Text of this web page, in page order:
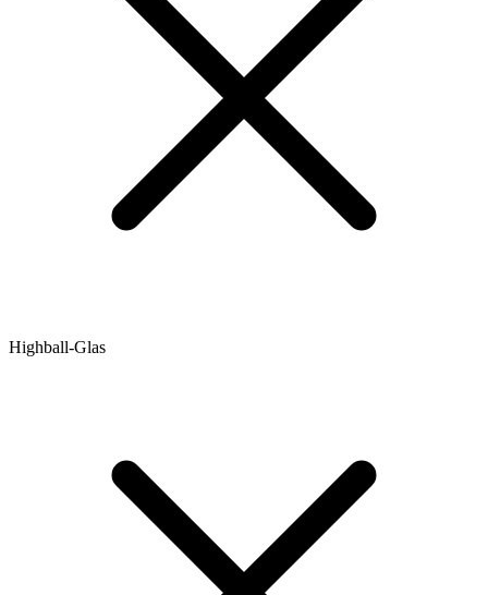
Highball-Glas